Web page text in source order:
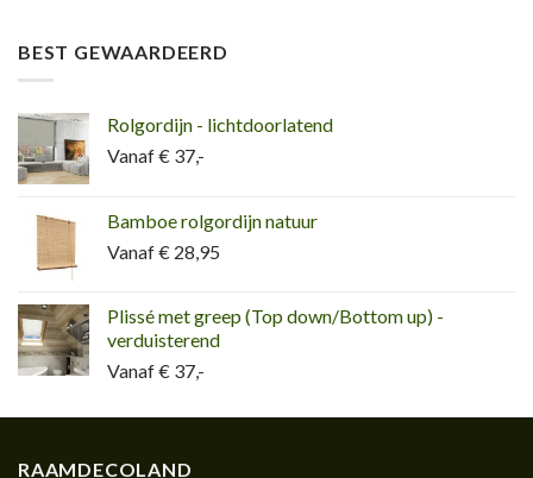
BEST GEWAARDEERD
Rolgordijn - lichtdoorlatend
Vanaf € 37,-
Bamboe rolgordijn natuur
Vanaf € 28,95
Plissé met greep (Top down/Bottom up) -
verduisterend
Vanaf € 37,-
RAAMDECOLAND